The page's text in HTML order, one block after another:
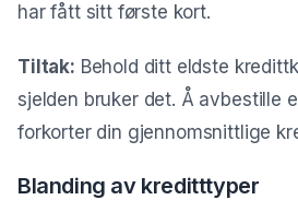
har fått sitt første kort.
Tiltak: Behold ditt eldste
sjelden bruker det. Å avbestille
forkorter din gjennomsnittlige
Blanding av kreditttyper